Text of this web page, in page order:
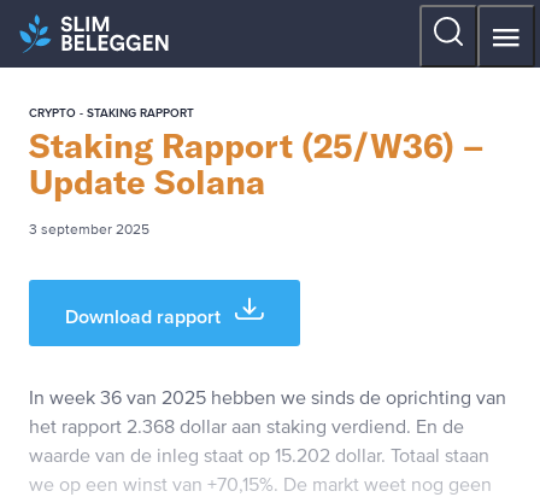
CRYPTO - STAKING RAPPORT
Staking Rapport (25/W36) –
Update Solana
3 september 2025
Download rapport
In week 36 van 2025 hebben we sinds de oprichting van
het rapport 2.368 dollar aan staking verdiend. En de
waarde van de inleg staat op 15.202 dollar. Totaal staan
we op een winst van +70,15%. De markt weet nog geen